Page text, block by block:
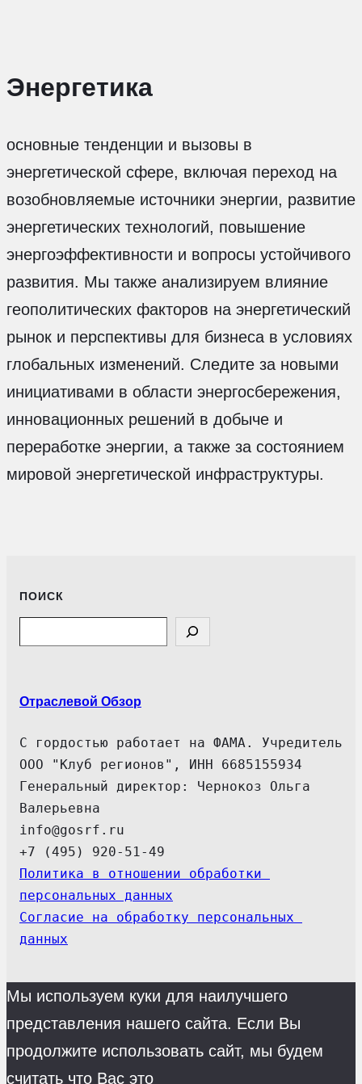
Энергетика
основные тенденции и вызовы в
энергетической сфере, включая переход на
возобновляемые источники энергии, развитие
энергетических технологий, повышение
энергоэффективности и вопросы устойчивого
развития. Мы также анализируем влияние
геополитических факторов на энергетический
рынок и перспективы для бизнеса в условиях
глобальных изменений. Следите за новыми
инициативами в области энергосбережения,
инновационных решений в добыче и
переработке энергии, а также за состоянием
мировой энергетической инфраструктуры.
ПОИСК
Отраслевой Обзор
С гордостью работает на ФАМА. Учредитель
ООО "Клуб регионов", ИНН 6685155934
Генеральный директор: Чернокоз Ольга
Валерьевна
info@gosrf.ru
+7 (495) 920-51-49
Политика в отношении обработки
персональных данных
Согласие на обработку персональных
данных
Мы используем куки для наилучшего
представления нашего сайта. Если Вы
продолжите использовать сайт, мы будем
считать что Вас это